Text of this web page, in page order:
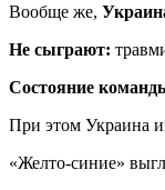
Вообще же,
Не сыграют:
Состояние
При этом Украина
«Желто-синие»